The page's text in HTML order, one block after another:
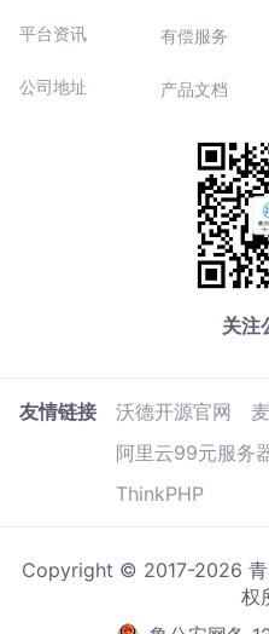
平台资讯
公司地址
有偿服务
产品文档
关注
友情链接 沃德开源官网
阿里云99元服务
ThinkPHP
Copyright © 2017-2026 青
权